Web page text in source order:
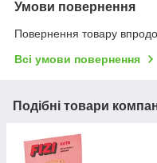
Умови повернення
Повернення товару
Всі умови повернення
Подібні товари